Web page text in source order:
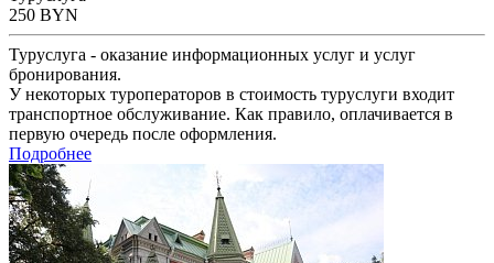
250 BYN
Туруслуга - оказание информационных услуг и услуг
бронирования.
У некоторых туроператоров в стоимость туруслуги входит
транспортное обслуживание. Как правило, оплачивается в
первую очередь после оформления.
Подробнее